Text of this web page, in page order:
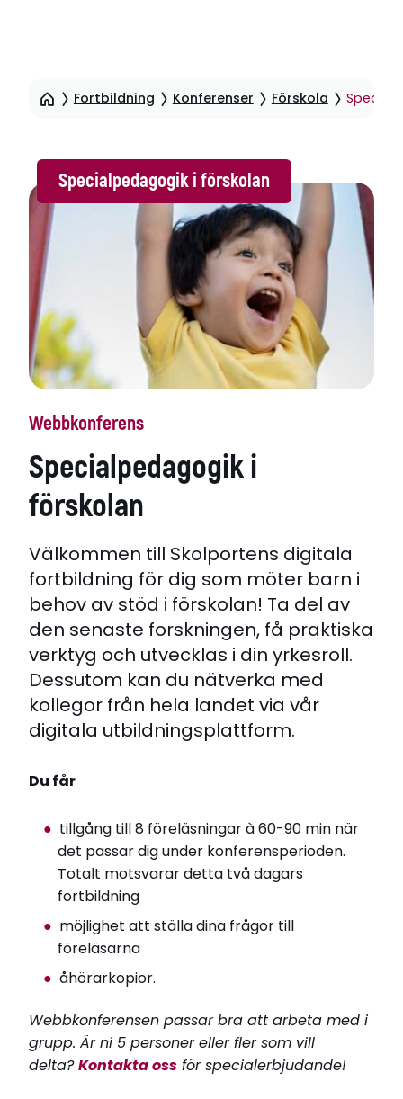
sidinnehåll
Fortbildning Konferenser Förskola
Specialpedagogik i förskolan
Webbkonferens
Specialpedagogik i
förskolan
Välkommen till Skolportens digitala
fortbildning för dig som möter barn i
behov av stöd i förskolan! Ta del av
den senaste forskningen, få praktiska
verktyg och utvecklas i din yrkesroll.
Dessutom kan du nätverka med
kollegor från hela landet via vår
digitala utbildningsplattform.
Du får
tillgång till 8 föreläsningar à 60-90 min när
det passar dig under konferensperioden.
Totalt motsvarar detta två dagars
fortbildning
möjlighet att ställa dina frågor till
föreläsarna
åhörarkopior.
Webbkonferensen passar bra att arbeta med i
grupp. Är ni 5 personer eller fler som vill
delta?Kontakta oss för specialerbjudande!